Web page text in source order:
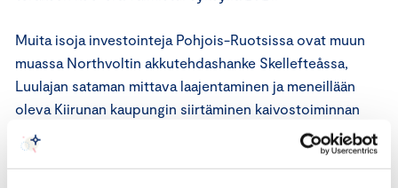
Muita isoja investointeja Pohjois-Ruotsissa ovat muun
muassa Northvoltin akkutehdashanke Skellefteåssa,
Luulajan sataman mittava laajentaminen ja meneillään
oleva Kiirunan kaupungin siirtäminen kaivostoiminnan
takia. Kiirunan uusi keskusta otettiin käyttöön syksyllä ja
muun kaupungin rakentaminen jatkuu. Suomalaisille